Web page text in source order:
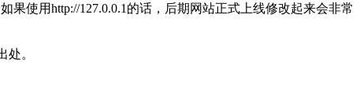
使用http://127.0.0.1的话，后期网站正式上线修改起来会非常
处。